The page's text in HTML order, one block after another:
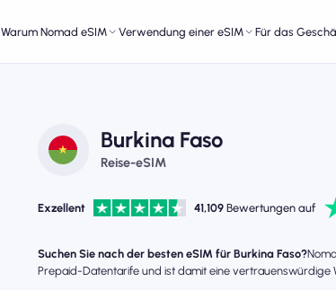
Warum Nomad eSIM Verwendung einer eSIM Für das
Burkina Faso
Reise-eSIM
Exzellent 41,109 Bewertungen auf
Suchen Sie nach der besten eSIM für Burkina Faso?
Prepaid-Datentarife und ist damit eine vertrauenswürdige